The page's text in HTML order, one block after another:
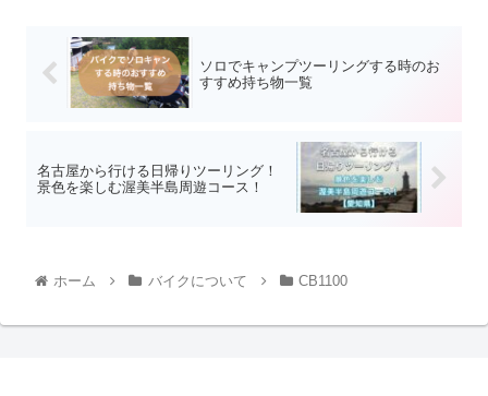
ソロでキャンプツーリングする時のお
すすめ持ち物一覧
名古屋から行ける日帰りツーリング！
景色を楽しむ渥美半島周遊コース！
ホーム バイクについて CB1100